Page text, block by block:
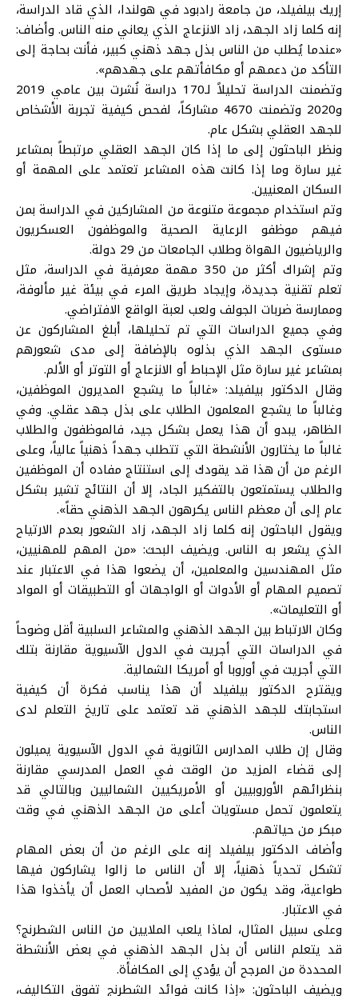
إريك بيلفيلد، من جامعة رادبود في هولندا، الذي قاد الدراسة،
إنه كلما زاد الجهد، زاد الانزعاج الذي يعاني منه الناس. وأضاف:
«عندما يُطلب من الناس بذل جهد ذهني كبير، فأنت بحاجة إلى
التأكد من دعمهم أو مكافأتهم على جهدهم».
وتضمنت الدراسة تحليلاً لـ170 دراسة نُشرت بين عامي 2019
و2020 وتضمنت 4670 مشاركاً، لفحص كيفية تجربة الأشخاص
للجهد العقلي بشكل عام.
ونظر الباحثون إلى ما إذا كان الجهد العقلي مرتبطاً بمشاعر
غير سارة وما إذا كانت هذه المشاعر تعتمد على المهمة أو
السكان المعنيين.
وتم استخدام مجموعة متنوعة من المشاركين في الدراسة بمن
فيهم موظفو الرعاية الصحية والموظفون العسكريون
والرياضيون الهواة وطلاب الجامعات من 29 دولة.
وتم إشراك أكثر من 350 مهمة معرفية في الدراسة، مثل
تعلم تقنية جديدة، وإيجاد طريق المرء في بيئة غير مألوفة،
وممارسة ضربات الجولف ولعب لعبة الواقع الافتراضي.
وفي جميع الدراسات التي تم تحليلها، أبلغ المشاركون عن
مستوى الجهد الذي بذلوه بالإضافة إلى مدى شعورهم
بمشاعر غير سارة مثل الإحباط أو الانزعاج أو التوتر أو الألم.
وقال الدكتور بيلفيلد: «غالباً ما يشجع المديرون الموظفين،
وغالباً ما يشجع المعلمون الطلاب على بذل جهد عقلي. وفي
الظاهر، يبدو أن هذا يعمل بشكل جيد، فالموظفون والطلاب
غالباً ما يختارون الأنشطة التي تتطلب جهداً ذهنياً عالياً، وعلى
الرغم من أن هذا قد يقودك إلى استنتاج مفاده أن الموظفين
والطلاب يستمتعون بالتفكير الجاد، إلا أن النتائج تشير بشكل
عام إلى أن معظم الناس يكرهون الجهد الذهني حقاً».
ويقول الباحثون إنه كلما زاد الجهد، زاد الشعور بعدم الارتياح
الذي يشعر به الناس. ويضيف البحث: «من المهم للمهنيين،
مثل المهندسين والمعلمين، أن يضعوا هذا في الاعتبار عند
تصميم المهام أو الأدوات أو الواجهات أو التطبيقات أو المواد
أو التعليمات».
وكان الارتباط بين الجهد الذهني والمشاعر السلبية أقل وضوحاً
في الدراسات التي أجريت في الدول الآسيوية مقارنة بتلك
التي أجريت في أوروبا أو أمريكا الشمالية.
ويقترح الدكتور بيلفيلد أن هذا يناسب فكرة أن كيفية
استجابتك للجهد الذهني قد تعتمد على تاريخ التعلم لدى
الناس.
وقال إن طلاب المدارس الثانوية في الدول الآسيوية يميلون
إلى قضاء المزيد من الوقت في العمل المدرسي مقارنة
بنظرائهم الأوروبيين أو الأمريكيين الشماليين وبالتالي قد
يتعلمون تحمل مستويات أعلى من الجهد الذهني في وقت
مبكر من حياتهم.
وأضاف الدكتور بيلفيلد إنه على الرغم من أن بعض المهام
تشكل تحدياً ذهنياً، إلا أن الناس ما زالوا يشاركون فيها
طواعية، وقد يكون من المفيد لأصحاب العمل أن يأخذوا هذا
في الاعتبار.
وعلى سبيل المثال، لماذا يلعب الملايين من الناس الشطرنج؟
قد يتعلم الناس أن بذل الجهد الذهني في بعض الأنشطة
المحددة من المرجح أن يؤدي إلى المكافأة.
ويضيف الباحثون: «إذا كانت فوائد الشطرنج تفوق التكاليف،